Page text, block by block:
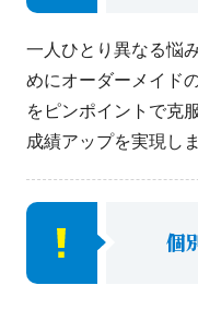
一人ひとり異なる悩
めにオーダーメイド
をピンポイントで克
成績アップを実現しま
個